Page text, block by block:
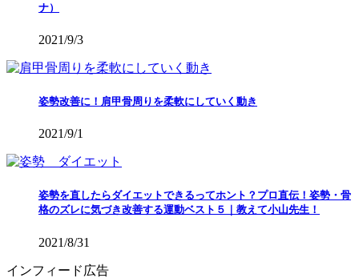
ナ）
2021/9/3
姿勢改善に！肩甲骨周りを柔軟にしていく動き
2021/9/1
姿勢を直したらダイエットできるってホント？プロ直伝！姿勢・骨
格のズレに気づき改善する運動ベスト５｜教えて小山先生！
2021/8/31
インフィード広告